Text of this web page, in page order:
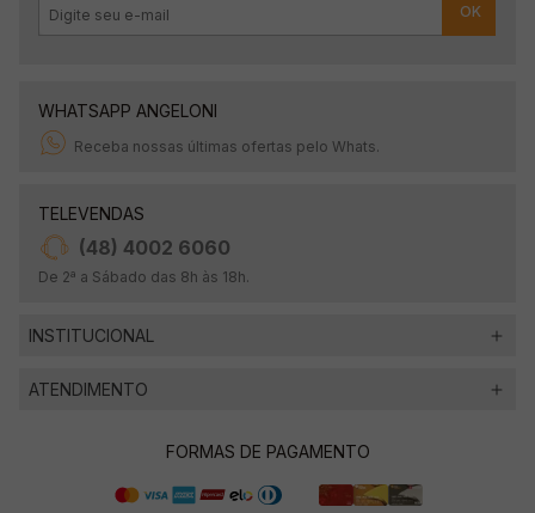
OK
WHATSAPP ANGELONI
Receba nossas últimas ofertas pelo Whats.
TELEVENDAS
(48) 4002 6060
De 2ª a Sábado das 8h às 18h.
INSTITUCIONAL
ATENDIMENTO
FORMAS DE PAGAMENTO